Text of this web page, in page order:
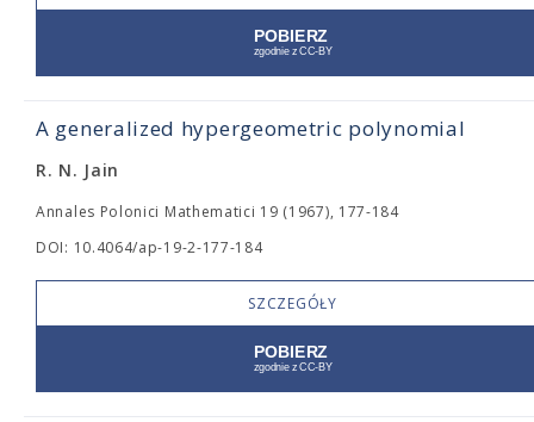
A generalized hypergeometric polynomial
R. N. Jain
Annales Polonici Mathematici 19 (1967), 177-184
DOI: 10.4064/ap-19-2-177-184
SZCZEGÓŁY